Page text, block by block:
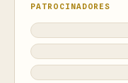
PATROCINADORES